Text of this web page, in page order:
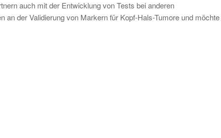
auch mit der Entwicklung von Tests bei anderen
an der Validierung von Markern für Kopf-Hals-Tumore und